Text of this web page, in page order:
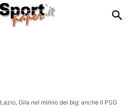
Lazio, Gila nel mirino dei big: anche il PSG